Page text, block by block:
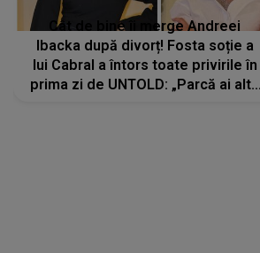
Cât de bine îi merge Andreei
Ibacka după divorț! Fosta soție a
lui Cabral a întors toate privirile în
prima zi de UNTOLD: „Parcă ai altă